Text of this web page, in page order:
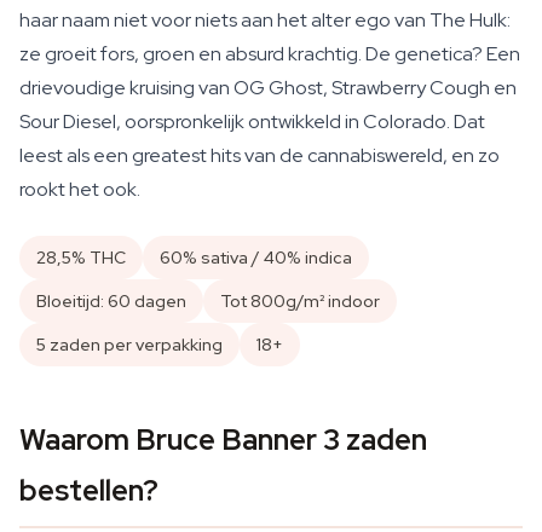
haar naam niet voor niets aan het alter ego van The Hulk:
ze groeit fors, groen en absurd krachtig. De genetica? Een
drievoudige kruising van OG Ghost, Strawberry Cough en
Sour Diesel, oorspronkelijk ontwikkeld in Colorado. Dat
leest als een greatest hits van de cannabiswereld, en zo
rookt het ook.
28,5% THC
60% sativa / 40% indica
Bloeitijd: 60 dagen
Tot 800g/m² indoor
5 zaden per verpakking
18+
Waarom Bruce Banner 3 zaden
bestellen?